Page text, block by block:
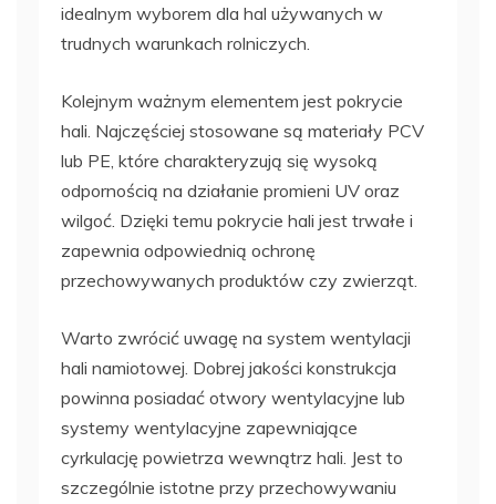
idealnym wyborem dla hal używanych w
trudnych warunkach rolniczych.
Kolejnym ważnym elementem jest pokrycie
hali. Najczęściej stosowane są materiały PCV
lub PE, które charakteryzują się wysoką
odpornością na działanie promieni UV oraz
wilgoć. Dzięki temu pokrycie hali jest trwałe i
zapewnia odpowiednią ochronę
przechowywanych produktów czy zwierząt.
Warto zwrócić uwagę na system wentylacji
hali namiotowej. Dobrej jakości konstrukcja
powinna posiadać otwory wentylacyjne lub
systemy wentylacyjne zapewniające
cyrkulację powietrza wewnątrz hali. Jest to
szczególnie istotne przy przechowywaniu